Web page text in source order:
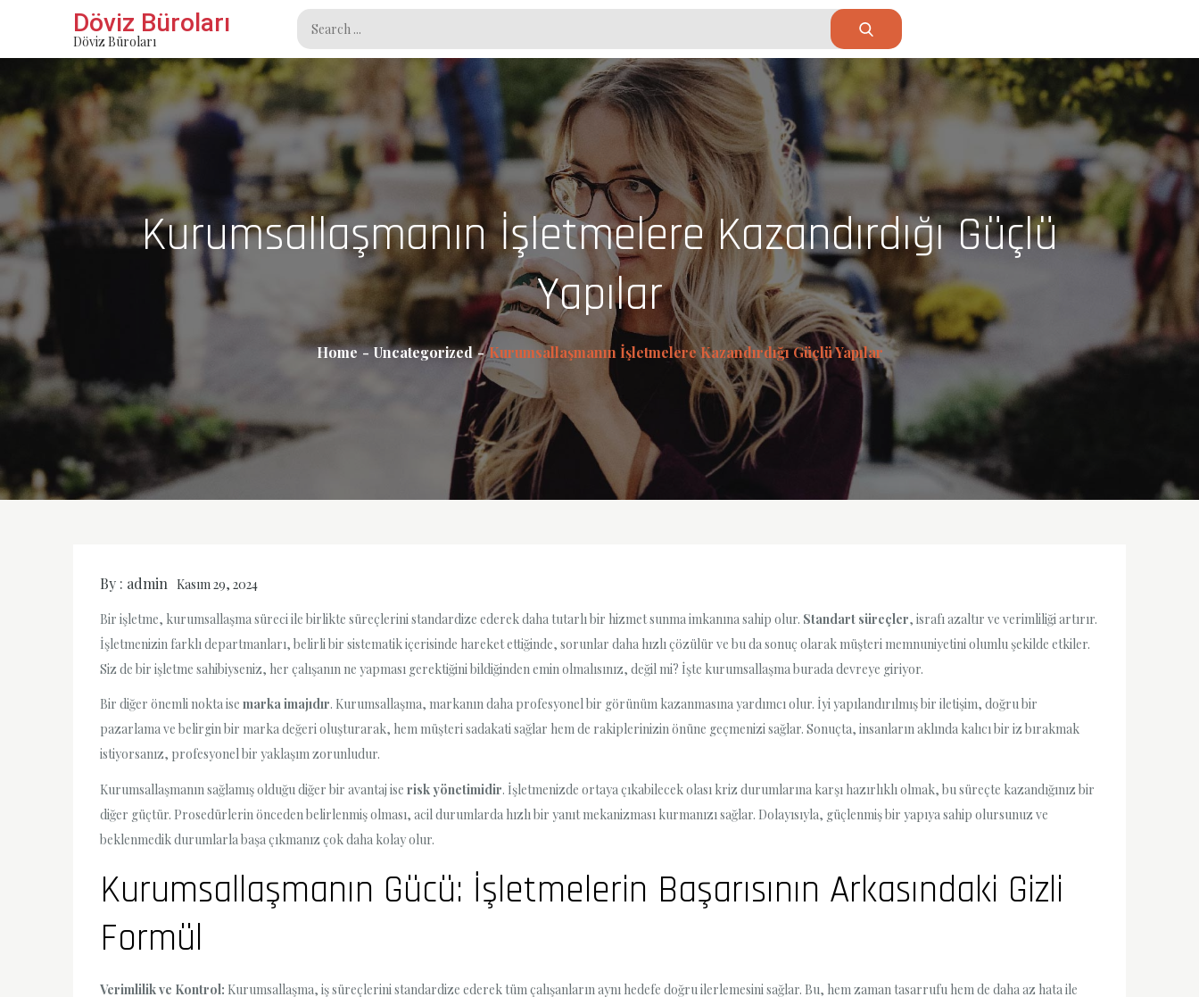
content
Döviz Büroları
Döviz Büroları
Search
for:
Kurumsallaşmanın İşletmelere Kazandırdığı Güçlü
Yapılar
Home Uncategorized Kurumsallaşmanın İşletmelere Kazandırdığı Güçlü Yapılar
By : admin Kasım 29, 2024
Bir işletme, kurumsallaşma süreci ile birlikte süreçlerini standardize ederek daha tutarlı bir hizmet sunma imkanına sahip olur. Standart süreçler, israfı azaltır ve verimliliği artırır.
İşletmenizin farklı departmanları, belirli bir sistematik içerisinde hareket ettiğinde, sorunlar daha hızlı çözülür ve bu da sonuç olarak müşteri memnuniyetini olumlu şekilde etkiler.
Siz de bir işletme sahibiyseniz, her çalışanın ne yapması gerektiğini bildiğinden emin olmalısınız, değil mi? İşte kurumsallaşma burada devreye giriyor.
Bir diğer önemli nokta ise marka imajıdır. Kurumsallaşma, markanın daha profesyonel bir görünüm kazanmasına yardımcı olur. İyi yapılandırılmış bir iletişim, doğru bir
pazarlama ve belirgin bir marka değeri oluşturarak, hem müşteri sadakati sağlar hem de rakiplerinizin önüne geçmenizi sağlar. Sonuçta, insanların aklında kalıcı bir iz bırakmak
istiyorsanız, profesyonel bir yaklaşım zorunludur.
Kurumsallaşmanın sağlamış olduğu diğer bir avantaj ise risk yönetimidir. İşletmenizde ortaya çıkabilecek olası kriz durumlarına karşı hazırlıklı olmak, bu süreçte kazandığınız bir
diğer güçtür. Prosedürlerin önceden belirlenmiş olması, acil durumlarda hızlı bir yanıt mekanizması kurmanızı sağlar. Dolayısıyla, güçlenmiş bir yapıya sahip olursunuz ve
beklenmedik durumlarla başa çıkmanız çok daha kolay olur.
Kurumsallaşmanın Gücü: İşletmelerin Başarısının Arkasındaki Gizli
Formül
Verimlilik ve Kontrol: Kurumsallaşma, iş süreçlerini standardize ederek tüm çalışanların aynı hedefe doğru ilerlemesini sağlar. Bu, hem zaman tasarrufu hem de daha az hata ile